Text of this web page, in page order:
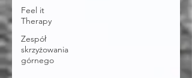
Feel it
Therapy
Zespół
skrzyżowania
górnego